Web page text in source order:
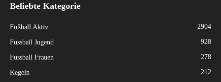
Beliebte Kategorie
Fußball Aktiv 2904
Fussball Jugend 928
Fussball Frauen 278
Kegeln 212